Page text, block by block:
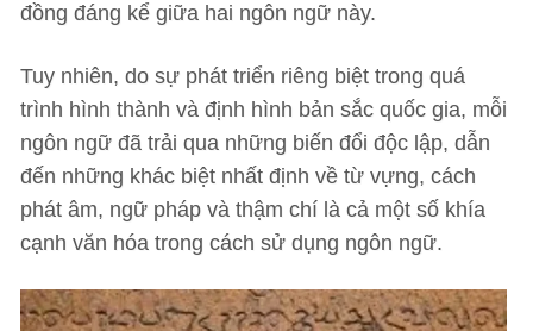
đồng đáng kể giữa hai ngôn ngữ này.
Tuy nhiên, do sự phát triển riêng biệt trong quá
trình hình thành và định hình bản sắc quốc gia, mỗi
ngôn ngữ đã trải qua những biến đổi độc lập, dẫn
đến những khác biệt nhất định về từ vựng, cách
phát âm, ngữ pháp và thậm chí là cả một số khía
cạnh văn hóa trong cách sử dụng ngôn ngữ.